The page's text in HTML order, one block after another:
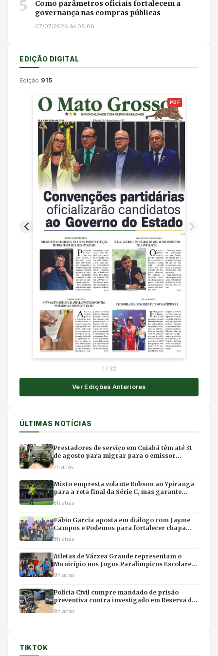
5
Como parâmetros oficiais fortalecem a
governança nas compras públicas
07/07/2026 às 08:06
EDIÇÃO DIGITAL
Edição 915
PDF
1 / 32
Ver Edições Anteriores
ÚLTIMAS NOTÍCIAS
Prestadores de serviço em Cuiabá têm até 31
de agosto para migrar para o emissor
nacional de nota fiscal
7h atrás
Mixto empresta volante Robson ao Ypiranga
para a reta final da Série C, mas garante
retorno para 2027
8h atrás
Fábio Garcia aposta em diálogo com Jayme
Campos e Podemos para fortalecer chapa
com Pivetta
8h atrás
Atletas de Várzea Grande representam o
Município nos Jogos Paralímpicos Escolares
de Mato Grosso
9h atrás
Polícia Civil cumpre mandado de prisão
preventiva contra investigado em Reserva do
Cabaçal
9h atrás
TIKTOK